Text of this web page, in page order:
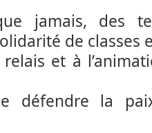
jamais, des
de classes
et à
défendre la